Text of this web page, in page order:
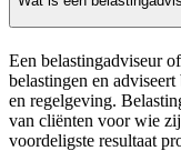
Een belastingadviseur
belastingen en
en regelgeving.
van cliënten voor wie
voordeligste resultaat